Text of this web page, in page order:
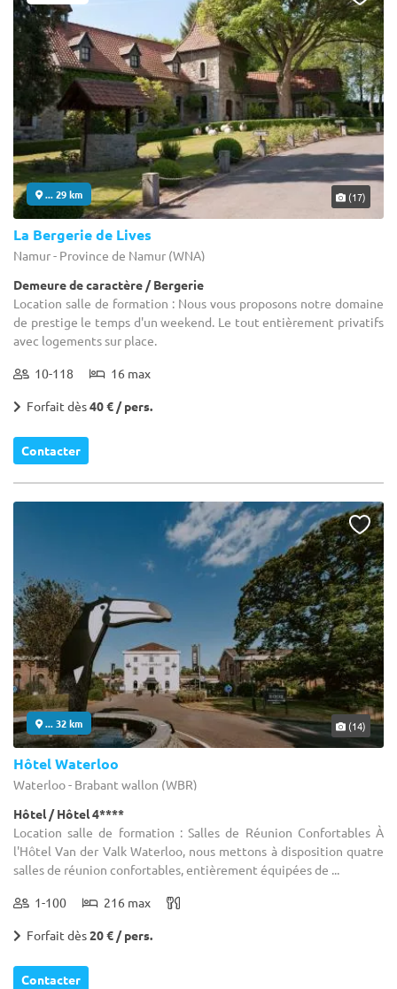
... 29 km (17)
La Bergerie de Lives
Namur - Province de Namur (WNA)
Demeure de caractère / Bergerie
Location salle de formation : Nous vous proposons notre domaine
de prestige le temps d'un weekend. Le tout entièrement privatifs
avec logements sur place.
10-118 16 max
Forfait dès40 € / pers.
Contacter
... 32 km (14)
Hôtel Waterloo
Waterloo - Brabant wallon (WBR)
Hôtel / Hôtel 4****
Location salle de formation : Salles de Réunion Confortables À
l'Hôtel Van der Valk Waterloo, nous mettons à disposition quatre
salles de réunion confortables, entièrement équipées de ...
1-100 216 max
Forfait dès20 € / pers.
Contacter